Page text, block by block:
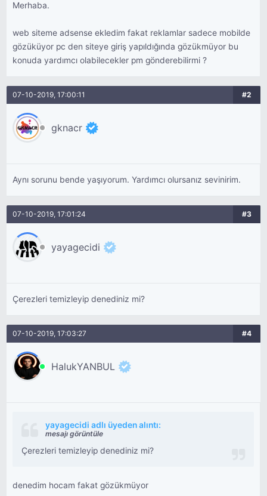
Merhaba.
web siteme adsense ekledim fakat reklamlar sadece mobilde
gözüküyor pc den siteye giriş yapıldığında gözükmüyor bu
konuda yardımcı olabilecekler pm gönderebilirmi ?
07-10-2019, 17:00:11 #2
gknacr
Aynı sorunu bende yaşıyorum. Yardımcı olursanız sevinirim.
07-10-2019, 17:01:24 #3
yayagecidi
Çerezleri temizleyip denediniz mi?
07-10-2019, 17:03:27 #4
HalukYANBUL
yayagecidi adlı üyeden alıntı:
mesajı görüntüle
Çerezleri temizleyip denediniz mi?
denedim hocam fakat gözükmüyor